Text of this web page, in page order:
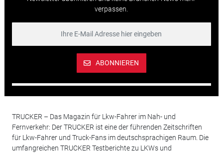
verpassen.
ABONNIEREN
TRUCKER – Das Magazin für Lkw-Fahrer im Nah- und
Fernverkehr: Der TRUCKER ist eine der führenden Zeitschriften
für Lkw-Fahrer und Truck-Fans im deutschsprachigen Raum. Die
umfangreichen TRUCKER Testberichte zu LKWs und